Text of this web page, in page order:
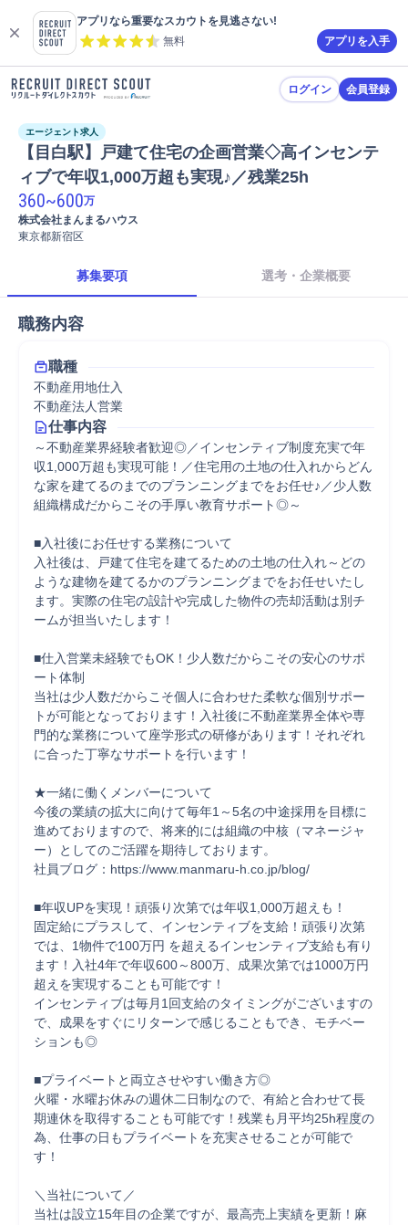
アプリなら重要なスカウトを見逃さない!
無料
アプリを入手
ログイン 会員登録
エージェント求人
【目白駅】戸建て住宅の企画営業◇高インセンテ
ィブで年収1,000万超も実現♪／残業25h
360~600万
株式会社まんまるハウス
東京都新宿区
募集要項 選考・企業概要
職務内容
職種
不動産用地仕入
不動産法人営業
仕事内容
～不動産業界経験者歓迎◎／インセンティブ制度充実で年
収1,000万超も実現可能！／住宅用の土地の仕入れからどん
な家を建てるのまでのプランニングまでをお任せ♪／少人数
組織構成だからこその手厚い教育サポート◎～
■入社後にお任せする業務について
入社後は、戸建て住宅を建てるための土地の仕入れ～どの
ような建物を建てるかのプランニングまでをお任せいたし
ます。実際の住宅の設計や完成した物件の売却活動は別チ
ームが担当いたします！
■仕入営業未経験でもOK！少人数だからこその安心のサポ
ート体制
当社は少人数だからこそ個人に合わせた柔軟な個別サポー
トが可能となっております！入社後に不動産業界全体や専
門的な業務について座学形式の研修があります！それぞれ
に合った丁寧なサポートを行います！
★一緒に働くメンバーについて
今後の業績の拡大に向けて毎年1～5名の中途採用を目標に
進めておりますので、将来的には組織の中核（マネージャ
ー）としてのご活躍を期待しております。
社員ブログ：https://www.manmaru-h.co.jp/blog/
■年収UPを実現！頑張り次第では年収1,000万超えも！
固定給にプラスして、インセンティブを支給！頑張り次第
では、1物件で100万円 を超えるインセンティブ支給も有り
ます！入社4年で年収600～800万、成果次第では1000万円
超えを実現することも可能です！
インセンティブは毎月1回支給のタイミングがございますの
で、成果をすぐにリターンで感じることもでき、モチベー
ションも◎
■プライベートと両立させやすい働き方◎
火曜・水曜お休みの週休二日制なので、有給と合わせて長
期連休を取得することも可能です！残業も月平均25h程度の
為、仕事の日もプライベートを充実させることが可能で
す！
＼当社について／
当社は設立15年目の企業ですが、最高売上実績を更新！麻